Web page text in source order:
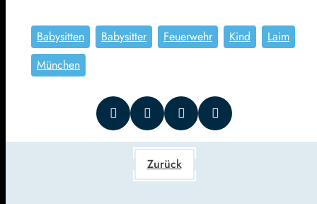
Babysitten Babysitter Feuerwehr Kind
Laim
München
Zurück